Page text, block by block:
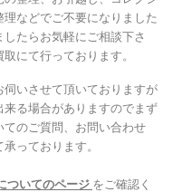
などでご不要になりました
たらお気軽にご相談下さ
にて行っております。
いさせて頂いておりますが
る場合がありますのでまず
のご質問、お問い合わせ
っております。
ついてのページ をご確認く